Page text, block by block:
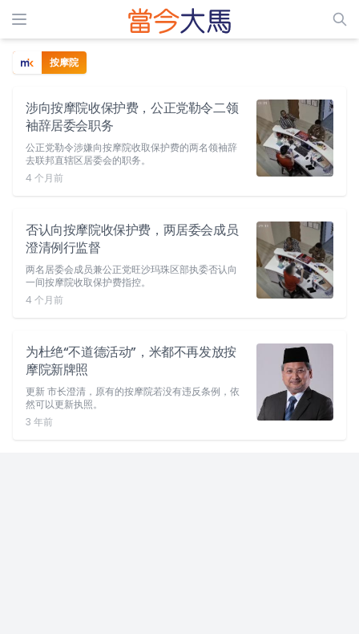
按摩院
涉向按摩院收保护费，公正党勒令二领
袖辞居委会职务
公正党勒令涉嫌向按摩院收取保护费的两名领袖辞
去联邦直辖区居委会的职务。
4 个月前
否认向按摩院收保护费，两居委会成员
澄清例行监督
两名居委会成员兼公正党旺沙玛珠区部执委否认向
一间按摩院收取保护费指控。
4 个月前
为杜绝“不道德活动”，米都不再发放按
摩院新牌照
更新 市长澄清，原有的按摩院若没有违反条例，依
然可以更新执照。
3 年前